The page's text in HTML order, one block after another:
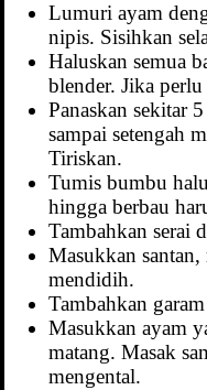
Lumuri ayam
nipis. Sisihkan
Haluskan semua
blender. Jika
Panaskan sekitar
sampai setengah
Tiriskan.
Tumis bumbu
hingga berbau
Tambahkan serai
Masukkan santan,
mendidih.
Tambahkan
Masukkan ayam
matang. Masak
mengental.